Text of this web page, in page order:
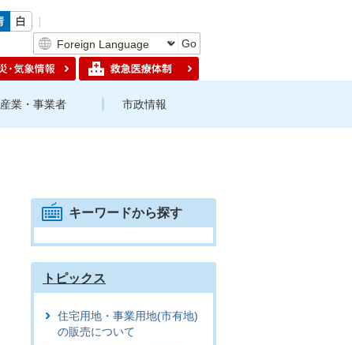
Go
産業・事業者 市政情報
キーワードから探す
トピックス
住宅用地・事業用地(市有地)
の販売について